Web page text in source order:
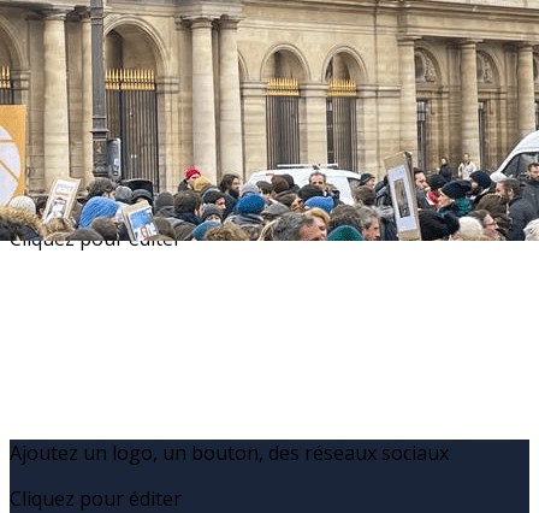
Exporter les lignes sélectionnées
Exporter toutes les colonnes
Exporter uniquement les colonnes affichées
Menu
?>
Images de la page d'accueil
Cliquez pour éditer
Ajoutez un logo, un bouton, des réseaux sociaux
Cliquez pour éditer